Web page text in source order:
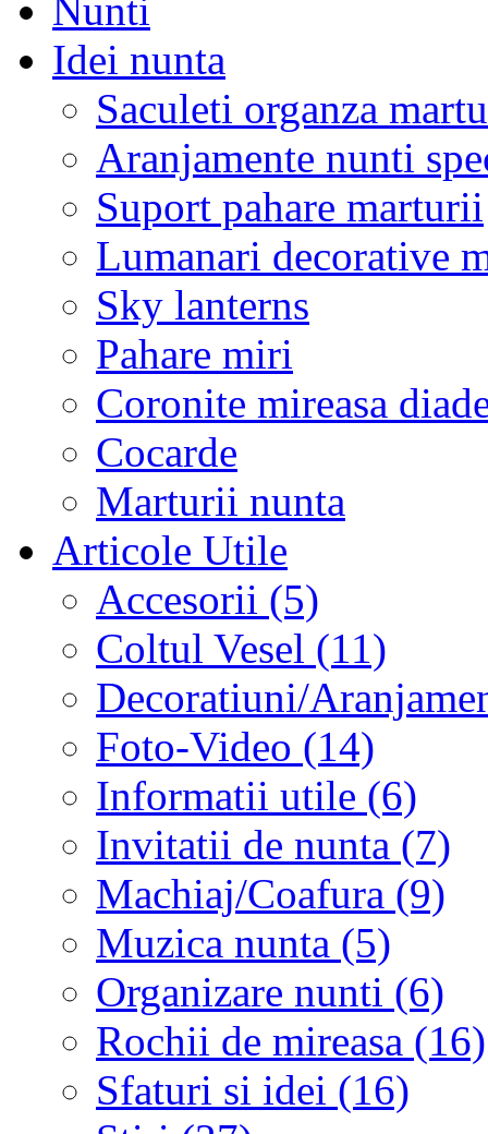
Idei nunta
Saculeti organza
Aranjamente nunti
Suport pahare marturii
Lumanari decorative
Sky lanterns
Pahare miri
Coronite mireasa
Cocarde
Marturii nunta
Articole Utile
Accesorii (5)
Coltul Vesel (11)
Decoratiuni/
Foto-Video (14)
Informatii utile (6)
Invitatii de nunta (7)
Machiaj/Coafura (9)
Muzica nunta (5)
Organizare nunti (6)
Rochii de mireasa (16)
Sfaturi si idei (16)